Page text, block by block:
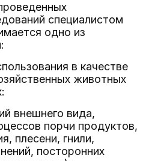
специалистом
одно из
в качестве
животных
внешнего вида,
порчи продуктов,
плесени, гнили,
посторонних